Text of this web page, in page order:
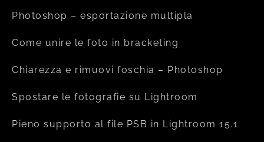
Photoshop – esportazione multipla
Come unire le foto in bracketing
Chiarezza e rimuovi foschia – Photoshop
Spostare le fotografie su Lightroom
Pieno supporto al file PSB in Lightroom 15.1